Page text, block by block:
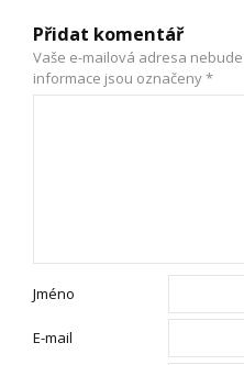
Přidat komentář
Vaše e-mailová adresa
informace jsou označeny*
Jméno
E-mail